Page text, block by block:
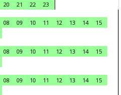
20 21 22
23
08 09 10 11 12 13 14
15
08 09 10 11 12 13 14
15
08 09 10 11 12 13 14
15